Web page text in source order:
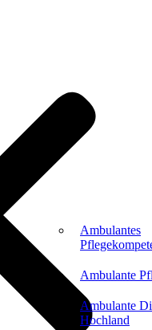
Ambulantes
Ambulante
Ambulante
Hochland